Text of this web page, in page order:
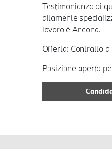
Testimonianza di
altamente
lavoro è Ancona.
Offerta: Contratto
Posizione aperta